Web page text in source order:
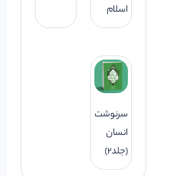
اسلام
سرنوشت
انسان
(جلد2)